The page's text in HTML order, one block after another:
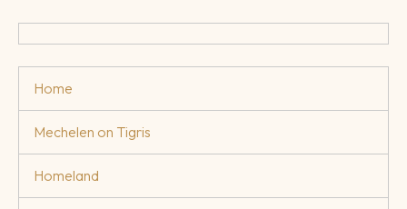
Home
Mechelen on Tigris
Homeland